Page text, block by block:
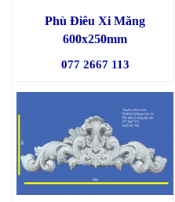
Phù Điêu Xi Măng
600x250mm
077 2667 113